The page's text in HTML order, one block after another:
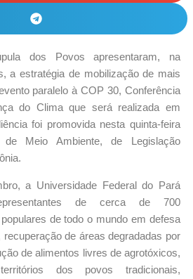
dos Povos apresentaram, na
a estratégia de mobilização de mais
paralelo à COP 30, Conferência
do Clima que será realizada em
foi promovida nesta quinta-feira
Meio Ambiente, de Legislação
a Universidade Federal do Pará
de cerca de 700
de todo o mundo em defesa
de áreas degradadas por
de alimentos livres de agrotóxicos,
dos povos tradicionais,